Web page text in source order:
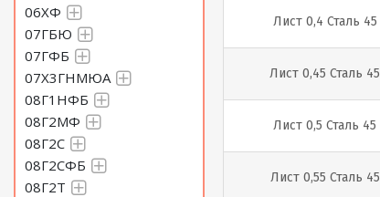
06ХФ
07ГБЮ
07ГФБ
07Х3ГНМЮА
08Г1НФБ
08Г2МФ
08Г2С
08Г2СФБ
08Г2Т
Лист 0,4 Сталь 45
Лист 0,45 Сталь 45
Лист 0,5 Сталь 45
Лист 0,55 Сталь 45